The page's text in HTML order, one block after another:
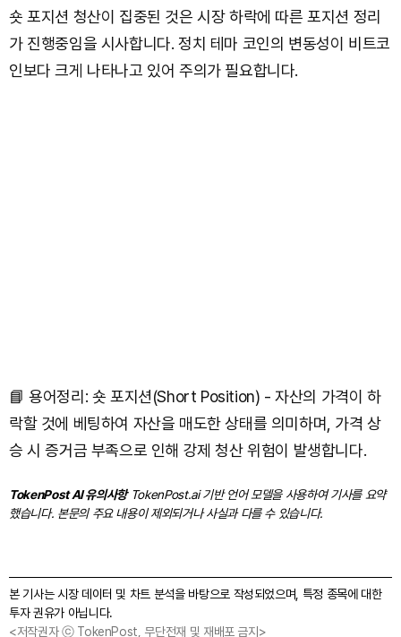
숏 포지션 청산이 집중된 것은 시장 하락에 따른 포지션 정리
가 진행중임을 시사합니다. 정치 테마 코인의 변동성이 비트코
인보다 크게 나타나고 있어 주의가 필요합니다.
📘 용어정리: 숏 포지션(Short Position) - 자산의 가격이 하
락할 것에 베팅하여 자산을 매도한 상태를 의미하며, 가격 상
승 시 증거금 부족으로 인해 강제 청산 위험이 발생합니다.
TokenPost AI 유의사항TokenPost.ai 기반 언어 모델을 사용하여 기사를 요약
했습니다. 본문의 주요 내용이 제외되거나 사실과 다를 수 있습니다.
본 기사는 시장 데이터 및 차트 분석을 바탕으로 작성되었으며, 특정 종목에 대한
투자 권유가 아닙니다.
<저작권자 ⓒ TokenPost, 무단전재 및 재배포 금지>